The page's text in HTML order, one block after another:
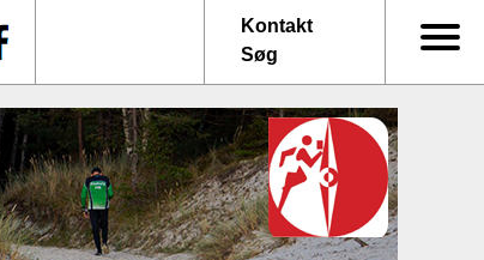
Kontakt
Søg